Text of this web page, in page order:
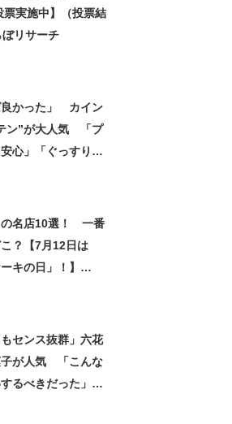
票実施中】（投票結
リサーチ
良かった」 カイン
ン”が大人気 「プ
心」「ぐっすり眠
の名店10選！ 一番
？【7月12日は
キの日」！】
センス抜群」六花
子が人気 「こんな
るべきだった」